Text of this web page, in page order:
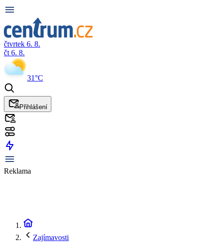
čtvrtek 6. 8.
čt 6. 8.
31°C
Přihlášení
Reklama
Zajímavosti